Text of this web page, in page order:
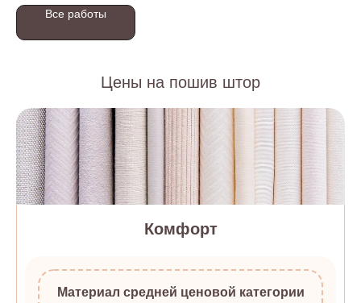
Все работы
Цены на пошив штор
Комфорт
Материал средней ценовой категории